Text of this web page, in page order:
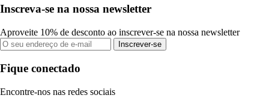
Inscreva-se na nossa newsletter
Aproveite 10% de desconto ao inscrever-se na nossa newsletter
Inscrever-se
Fique conectado
Encontre-nos nas redes sociais